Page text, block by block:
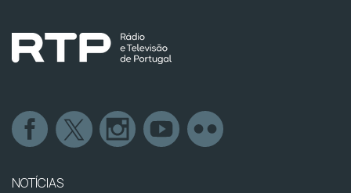
NOTÍCIAS